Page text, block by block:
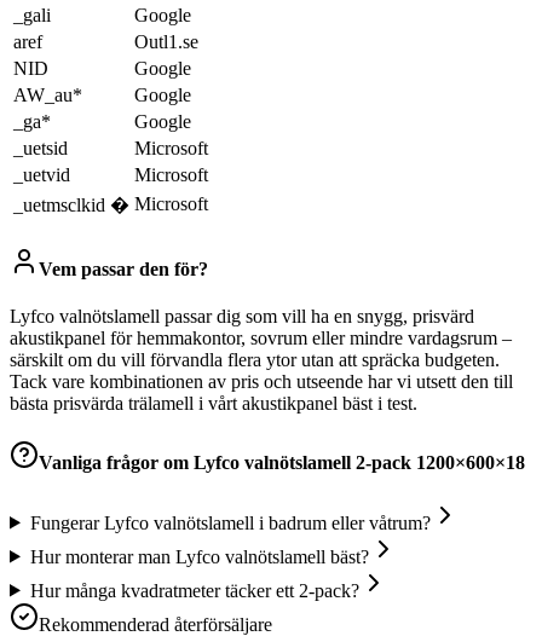
_gali
Google
aref
Outl1.se
NID
Google
AW_au*
Google
_ga*
Google
_uetsid
Microsoft
_uetvid
Microsoft
_uetmsclkid � Microsoft
Vem passar den för?
Lyfco valnötslamell passar dig som vill ha en snygg, prisvärd
akustikpanel för hemmakontor, sovrum eller mindre vardagsrum –
särskilt om du vill förvandla flera ytor utan att spräcka budgeten.
Tack vare kombinationen av pris och utseende har vi utsett den till
bästa prisvärda trälamell i vårt akustikpanel bäst i test.
Vanliga frågor om Lyfco valnötslamell 2-pack 1200×600×18
Fungerar Lyfco valnötslamell i badrum eller våtrum?
Hur monterar man Lyfco valnötslamell bäst?
Hur många kvadratmeter täcker ett 2-pack?
Rekommenderad återförsäljare